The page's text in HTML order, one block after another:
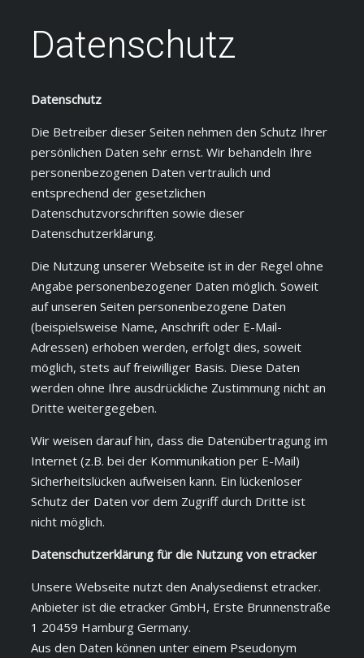
Datenschutz
Datenschutz
Die Betreiber dieser Seiten nehmen den Schutz Ihrer
persönlichen Daten sehr ernst. Wir behandeln Ihre
personenbezogenen Daten vertraulich und
entsprechend der gesetzlichen
Datenschutzvorschriften sowie dieser
Datenschutzerklärung.
Die Nutzung unserer Webseite ist in der Regel ohne
Angabe personenbezogener Daten möglich. Soweit
auf unseren Seiten personenbezogene Daten
(beispielsweise Name, Anschrift oder E-Mail-
Adressen) erhoben werden, erfolgt dies, soweit
möglich, stets auf freiwilliger Basis. Diese Daten
werden ohne Ihre ausdrückliche Zustimmung nicht an
Dritte weitergegeben.
Wir weisen darauf hin, dass die Datenübertragung im
Internet (z.B. bei der Kommunikation per E-Mail)
Sicherheitslücken aufweisen kann. Ein lückenloser
Schutz der Daten vor dem Zugriff durch Dritte ist
nicht möglich.
Datenschutzerklärung für die Nutzung von etracker
Unsere Webseite nutzt den Analysedienst etracker.
Anbieter ist die etracker GmbH, Erste Brunnenstraße
1 20459 Hamburg Germany.
Aus den Daten können unter einem Pseudonym